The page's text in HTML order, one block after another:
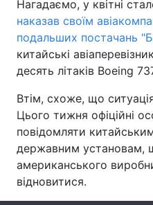
Зброя
Здоров'я
Цікавинки
Екологія
Лонгріди
Нагадаємо, у квітні
наказав своїм
подальших постачань
китайські
десять літаків Boeing
Втім, схоже, що
Цього тижня офіційні
повідомляти
державним установам,
американського
відновитися.